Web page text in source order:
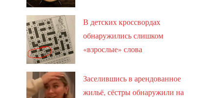
В детских кроссвордах
обнаружились слишком
«взрослые» слова
Заселившись в арендованное
жильё, сёстры обнаружили на